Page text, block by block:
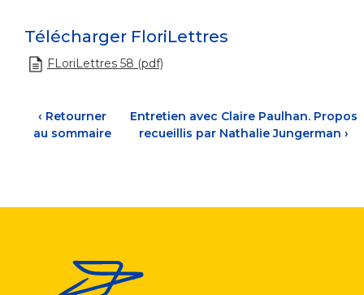
Télécharger FloriLettres
FLoriLettres 58 (pdf)
‹ Retourner
au sommaire
Entretien avec Claire Paulhan. Propos
recueillis par Nathalie Jungerman›